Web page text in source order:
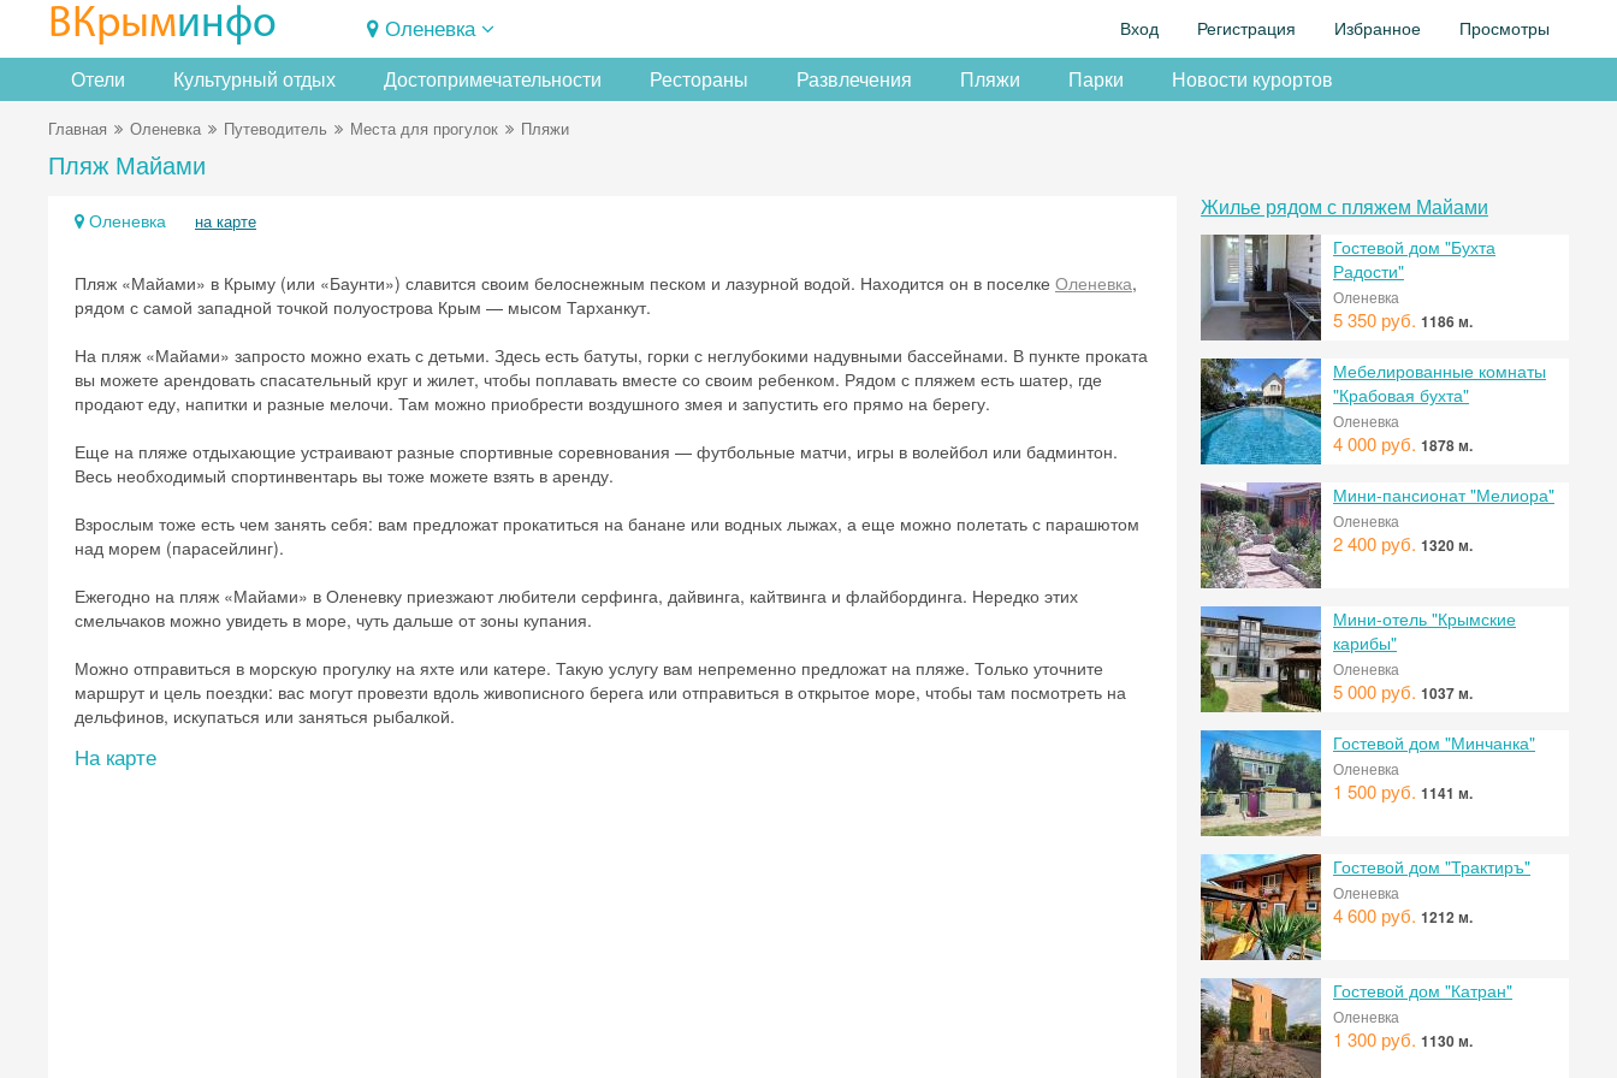
ВКрыминфо Оленевка Вход Регистрация Избранное Просмотры
Отели Культурный отдых Достопримечательности Рестораны Развлечения Пляжи Парки Новости курортов
Главная Оленевка Путеводитель Места для прогулок Пляжи
Пляж Майами
Оленевка на карте
Пляж «Майами» в Крыму (или «Баунти») славится своим белоснежным песком и лазурной водой. Находится он в поселке Оленевка,
рядом с самой западной точкой полуострова Крым — мысом Тарханкут.
На пляж «Майами» запросто можно ехать с детьми. Здесь есть батуты, горки с неглубокими надувными бассейнами. В пункте проката
вы можете арендовать спасательный круг и жилет, чтобы поплавать вместе со своим ребенком. Рядом с пляжем есть шатер, где
продают еду, напитки и разные мелочи. Там можно приобрести воздушного змея и запустить его прямо на берегу.
Еще на пляже отдыхающие устраивают разные спортивные соревнования — футбольные матчи, игры в волейбол или бадминтон.
Весь необходимый спортинвентарь вы тоже можете взять в аренду.
Взрослым тоже есть чем занять себя: вам предложат прокатиться на банане или водных лыжах, а еще можно полетать с парашютом
над морем (парасейлинг).
Ежегодно на пляж «Майами» в Оленевку приезжают любители серфинга, дайвинга, кайтвинга и флайбординга. Нередко этих
смельчаков можно увидеть в море, чуть дальше от зоны купания.
Можно отправиться в морскую прогулку на яхте или катере. Такую услугу вам непременно предложат на пляже. Только уточните
маршрут и цель поездки: вас могут провезти вдоль живописного берега или отправиться в открытое море, чтобы там посмотреть на
дельфинов, искупаться или заняться рыбалкой.
На карте
Жилье рядом с пляжем Майами
Гостевой дом "Бухта
Радости"
Оленевка
5 350 руб. 1186 м.
Мебелированные комнаты
"Крабовая бухта"
Оленевка
4 000 руб. 1878 м.
Мини-пансионат "Мелиора"
Оленевка
2 400 руб. 1320 м.
Мини-отель "Крымские
карибы"
Оленевка
5 000 руб. 1037 м.
Гостевой дом "Минчанка"
Оленевка
1 500 руб. 1141 м.
Гостевой дом "Трактиръ"
Оленевка
4 600 руб. 1212 м.
Гостевой дом "Катран"
Оленевка
1 300 руб. 1130 м.